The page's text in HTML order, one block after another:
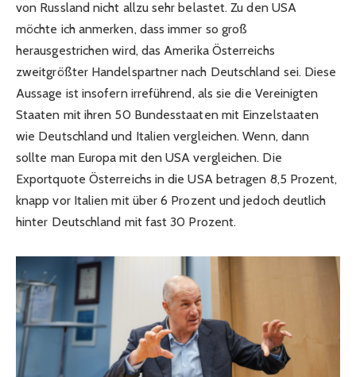
von Russland nicht allzu sehr belastet. Zu den USA
möchte ich anmerken, dass immer so groß
herausgestrichen wird, das Amerika Österreichs
zweitgrößter Handelspartner nach Deutschland sei. Diese
Aussage ist insofern irreführend, als sie die Vereinigten
Staaten mit ihren 50 Bundesstaaten mit Einzelstaaten
wie Deutschland und Italien vergleichen. Wenn, dann
sollte man Europa mit den USA vergleichen. Die
Exportquote Österreichs in die USA betragen 8,5 Prozent,
knapp vor Italien mit über 6 Prozent und jedoch deutlich
hinter Deutschland mit fast 30 Prozent.